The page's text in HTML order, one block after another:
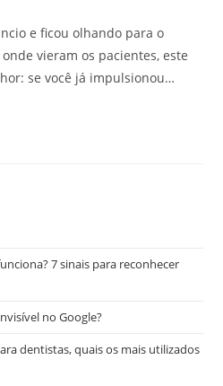
e ficou olhando para o
vieram os pacientes, este
se você já impulsionou…
7 sinais para reconhecer
no Google?
dentistas, quais os mais utilizados